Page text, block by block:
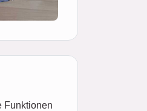
Funktionen